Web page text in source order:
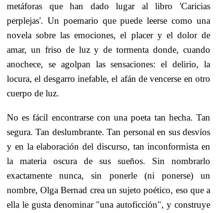
metáforas que han dado lugar al libro 'Caricias
perplejas'. Un poemario que puede leerse como una
novela sobre las emociones, el placer y el dolor de
amar, un friso de luz y de tormenta donde, cuando
anochece, se agolpan las sensaciones: el delirio, la
locura, el desgarro inefable, el afán de vencerse en otro
cuerpo de luz.
No es fácil encontrarse con una poeta tan hecha. Tan
segura. Tan deslumbrante. Tan personal en sus desvíos
y en la elaboración del discurso, tan inconformista en
la materia oscura de sus sueños. Sin nombrarlo
exactamente nunca, sin ponerle (ni ponerse) un
nombre, Olga Bernad crea un sujeto poético, eso que a
ella le gusta denominar "una autoficción", y construye